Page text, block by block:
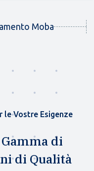
Moba
le Vostre Esigenze
di
di Qualità